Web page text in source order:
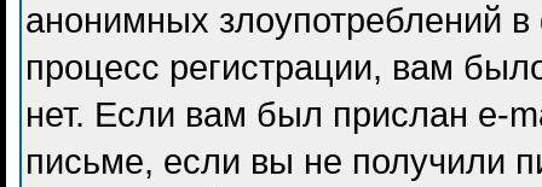
анонимных злоупотреблений
процесс регистрации, вам
нет. Если вам был прислан e-
письме, если вы не получили